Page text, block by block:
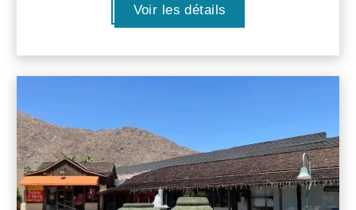
Voir les détails